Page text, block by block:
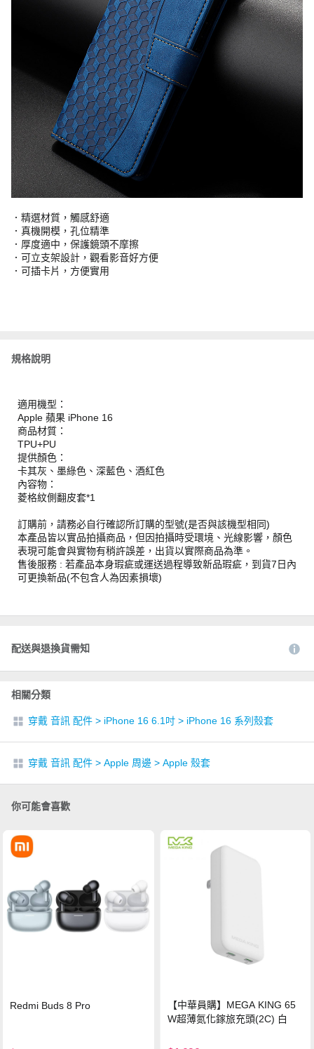
．精選材質，觸感舒適
．真機開模，孔位精準
．厚度適中，保護鏡頭不摩擦
．可立支架設計，觀看影音好方便
．可插卡片，方便實用
規格說明
適用機型：
Apple 蘋果 iPhone 16
商品材質：
TPU+PU
提供顏色：
卡其灰、墨綠色、深藍色、酒紅色
內容物：
菱格紋側翻皮套*1
訂購前，請務必自行確認所訂購的型號(是否與該機型相同)
本產品皆以實品拍攝商品，但因拍攝時受環境、光線影響，顏色
表現可能會與實物有稍許誤差，出貨以實際商品為準。
售後服務 : 若產品本身瑕疵或運送過程導致新品瑕疵，到貨7日內
可更換新品(不包含人為因素損壞)
配送與退換貨需知
相關分類
穿戴 音訊 配件 > iPhone 16 6.1吋 > iPhone 16 系列殼套
穿戴 音訊 配件 > Apple 周邊 > Apple 殼套
你可能會喜歡
Redmi Buds 8 Pro
【中華員購】MEGA KING 65
W超薄氮化鎵旅充頭(2C) 白